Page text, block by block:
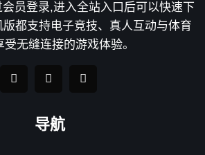
员登录,进入全站入口后可以快速下
版都支持电子竞技、真人互动与体育
受无缝连接的游戏体验。
导航